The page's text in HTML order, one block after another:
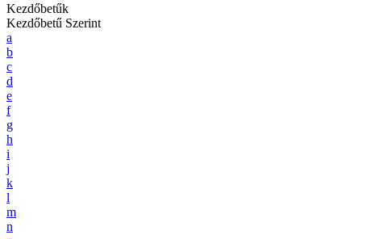
Kezdőbetűk
Kezdőbetű Szerint
a
b
c
d
e
f
g
h
i
j
k
l
m
n